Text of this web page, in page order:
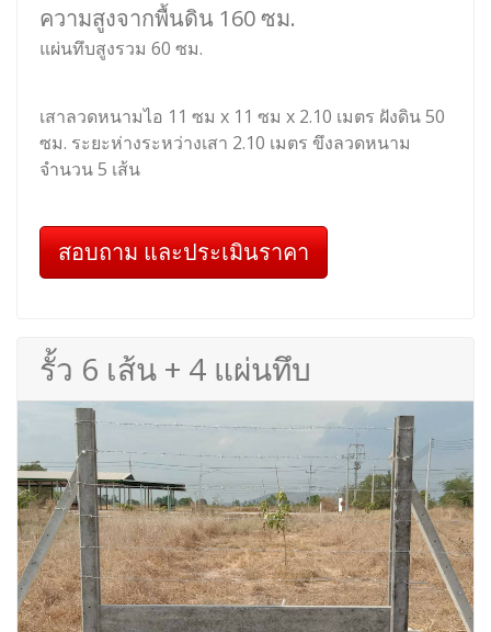
ความสูงจากพื้นดิน 160 ซม.
แผ่นทึบสูงรวม 60 ซม.
เสาลวดหนามไอ 11 ซม x 11 ซม x 2.10 เมตร ฝังดิน 50
ซม. ระยะห่างระหว่างเสา 2.10 เมตร ขึงลวดหนาม
จำนวน 5 เส้น
สอบถาม และประเมินราคา
รั้ว 6 เส้น + 4 แผ่นทึบ